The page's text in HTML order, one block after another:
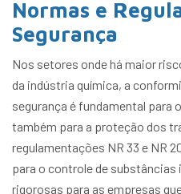
Normas e
Segurança
Nos setores onde há maior
da indústria química, a
segurança é fundamental para
também para a proteção dos
regulamentações NR 33 e NR
para o controle de
rigorosas para as empresas